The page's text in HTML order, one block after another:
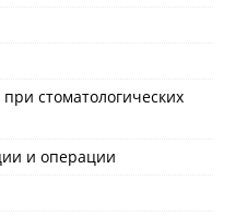
стоматологических
и операции